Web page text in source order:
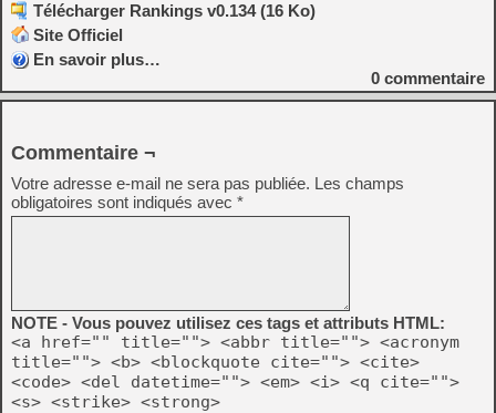
Télécharger Rankings v0.134 (16 Ko)
Site Officiel
En savoir plus…
0 commentaire
Commentaire ¬
Votre adresse e-mail ne sera pas publiée. Les champs
obligatoires sont indiqués avec *
NOTE - Vous pouvez utilisez ces tags et attributs HTML:
<a href="" title=""> <abbr title=""> <acronym
title=""> <b> <blockquote cite=""> <cite>
<code> <del datetime=""> <em> <i> <q cite="">
<s> <strike> <strong>